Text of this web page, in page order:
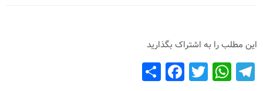
این مطلب را به اشتراک بگذارید
T
W
T
F